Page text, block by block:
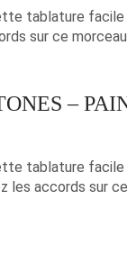
tablature facile
sur ce
–
tablature
les accords sur